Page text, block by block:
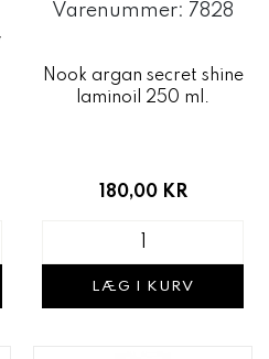
Varenummer: 7828
Nook argan secret shine
laminoil 250 ml.
180,00 KR
LÆG I KURV